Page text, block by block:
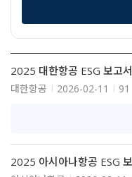
2025 대한항공 ESG 보고서
대한항공 2026-02-11 91
2025 아시아나항공 ESG